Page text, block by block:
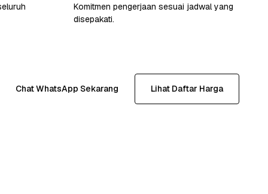
Komitmen pengerjaan sesuai jadwal yang
disepakati.
Chat WhatsApp Sekarang Lihat Daftar Harga